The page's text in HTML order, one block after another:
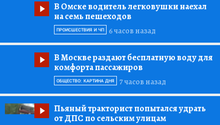
В Омске водитель легковушки наехал
на семь пешеходов
6 часов назад
ПРОИСШЕСТВИЯ И ЧП
В Москве раздают бесплатную воду для
комфорта пассажиров
7 часов назад
ОБЩЕСТВО: КАРТИНА ДНЯ
Пьяный тракторист попытался удрать
от ДПС по сельским улицам